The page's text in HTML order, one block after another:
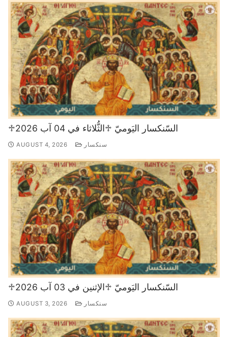
♱السّنكسار اليَوميّ ♱الثُّلاثاء في 04 آب 2026
AUGUST 4, 2026 سنكسار
♱السّنكسار اليَوميّ ♱الإثنين في 03 آب 2026
AUGUST 3, 2026 سنكسار